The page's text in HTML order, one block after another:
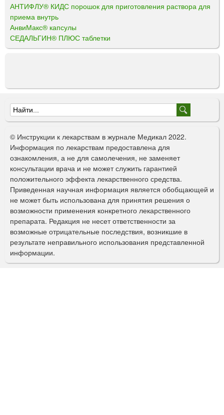
АНТИФЛУ® КИДС порошок для приготовления раствора для
приема внутрь
АнвиМакс® капсулы
СЕДАЛЬГИН® ПЛЮС таблетки
Ф
о
р
м
а
п
о
и
с
к
© Инструкции к лекарствам в журнале Медикал 2022.
Информация по лекарствам предоставлена для
ознакомления, а не для самолечения, не заменяет
консультации врача и не может служить гарантией
положительного эффекта лекарственного средства.
Приведенная научная информация является обобщающей и
не может быть использована для принятия решения о
возможности применения конкретного лекарственного
препарата. Редакция не несет ответственности за
возможные отрицательные последствия, возникшие в
результате неправильного использования представленной
информации.